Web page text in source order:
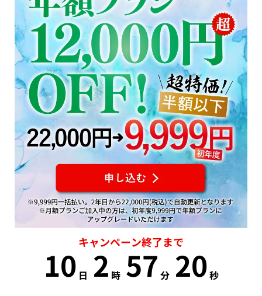
キャンペーン終了まで
10 日 2 時 57 分 20秒